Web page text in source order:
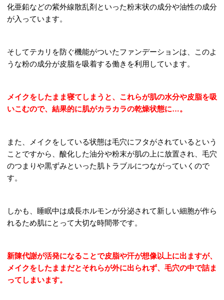
化亜鉛などの紫外線散乱剤といった粉末状の成分や油性の成分
が入っています。
そしてテカリを防ぐ機能がついたファンデーションは、このよ
うな粉の成分が皮脂を吸着する働きを利用しています。
メイクをしたまま寝てしまうと、これらが肌の水分や皮脂を吸
いこむので、結果的に肌がカラカラの乾燥状態に…。
また、メイクをしている状態は毛穴にフタがされているという
ことですから、酸化した油分や粉末が肌の上に放置され、毛穴
のつまりや黒ずみといった肌トラブルにつながっていくので
す。
しかも、睡眠中は成長ホルモンが分泌されて新しい細胞が作ら
れるため肌にとって大切な時間帯です。
新陳代謝が活発になることで皮脂や汗が想像以上に出ますが、
メイクをしたままだとそれらが外に出られず、毛穴の中で詰ま
ってしまいます。